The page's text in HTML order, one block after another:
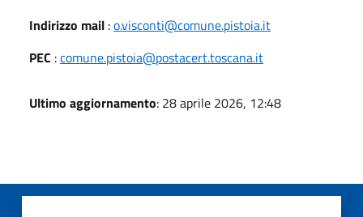
Indirizzo mail :o.visconti@comune.pistoia.it
PEC :comune.pistoia@postacert.toscana.it
Ultimo aggiornamento: 28 aprile 2026, 12:48